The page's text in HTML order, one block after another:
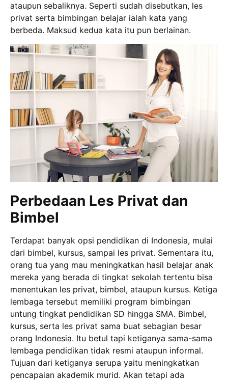
ataupun sebaliknya. Seperti sudah disebutkan, les
privat serta bimbingan belajar ialah kata yang
berbeda. Maksud kedua kata itu pun berlainan.
Perbedaan Les Privat dan
Bimbel
Terdapat banyak opsi pendidikan di Indonesia, mulai
dari bimbel, kursus, sampai les privat. Sementara itu,
orang tua yang mau meningkatkan hasil belajar anak
mereka yang berada di tingkat sekolah tertentu bisa
menentukan les privat, bimbel, ataupun kursus. Ketiga
lembaga tersebut memiliki program bimbingan
untung tingkat pendidikan SD hingga SMA. Bimbel,
kursus, serta les privat sama buat sebagian besar
orang Indonesia. Itu betul tapi ketiganya sama-sama
lembaga pendidikan tidak resmi ataupun informal.
Tujuan dari ketiganya serupa yaitu meningkatkan
pencapaian akademik murid. Akan tetapi ada